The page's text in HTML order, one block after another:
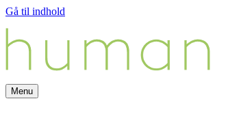
Gå til indhold
Menu